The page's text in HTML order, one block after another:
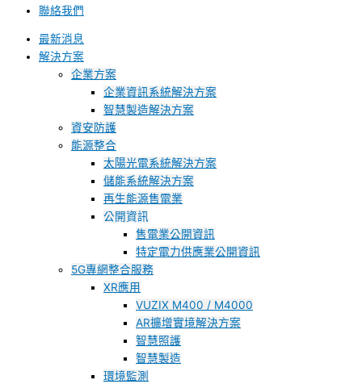
聯絡我們
最新消息
解決方案
企業方案
企業資訊系統解決方案
智慧製造解決方案
資安防護
能源整合
太陽光電系統解決方案
儲能系統解決方案
再生能源售電業
公開資訊
售電業公開資訊
特定電力供應業公開資訊
5G專網整合服務
XR應用
VUZIX M400 / M4000
AR擴增實境解決方案
智慧照護
智慧製造
環境監測